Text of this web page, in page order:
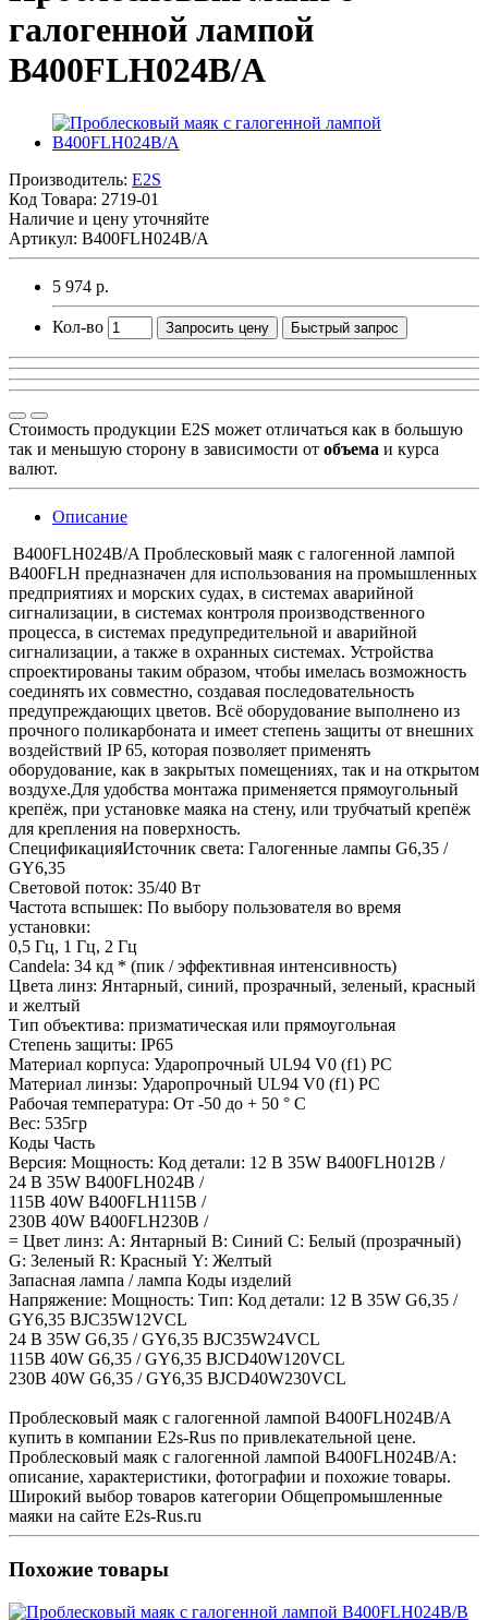
галогенной лампой
B400FLH024B/A
Производитель: E2S
Код Товара: 2719-01
Наличие и цену уточняйте
Артикул: B400FLH024B/A
5 974 р.
Кол-во Запросить цену Быстрый запрос
Стоимость продукции E2S может отличаться как в большую
так и меньшую сторону в зависимости от объема и курса
валют.
Описание
B400FLH024B/A Проблесковый маяк с галогенной лампой
B400FLH предназначен для использования на промышленных
предприятиях и морских судах, в системах аварийной
сигнализации, в системах контроля производственного
процесса, в системах предупредительной и аварийной
сигнализации, а также в охранных системах. Устройства
спроектированы таким образом, чтобы имелась возможность
соединять их совместно, создавая последовательность
предупреждающих цветов. Всё оборудование выполнено из
прочного поликарбоната и имеет степень защиты от внешних
воздействий IP 65, которая позволяет применять
оборудование, как в закрытых помещениях, так и на открытом
воздухе.Для удобства монтажа применяется прямоугольный
крепёж, при установке маяка на стену, или трубчатый крепёж
для крепления на поверхность.
СпецификацияИсточник света: Галогенные лампы G6,35 /
GY6,35
Световой поток: 35/40 Вт
Частота вспышек: По выбору пользователя во время
установки:
0,5 Гц, 1 Гц, 2 Гц
Candela: 34 кд * (пик / эффективная интенсивность)
Цвета линз: Янтарный, синий, прозрачный, зеленый, красный
и желтый
Тип объектива: призматическая или прямоугольная
Степень защиты: IP65
Материал корпуса: Ударопрочный UL94 V0 (f1) PC
Материал линзы: Ударопрочный UL94 V0 (f1) PC
Рабочая температура: От -50 до + 50 ° C
Вес: 535гр
Коды Часть
Версия: Мощность: Код детали: 12 В 35W B400FLH012B /
24 В 35W B400FLH024B /
115В 40W B400FLH115B /
230В 40W B400FLH230B /
= Цвет линз: А: Янтарный B: Синий C: Белый (прозрачный)
G: Зеленый R: Красный Y: Желтый
Запасная лампа / лампа Коды изделий
Напряжение: Мощность: Тип: Код детали: 12 В 35W G6,35 /
GY6,35 BJC35W12VCL
24 В 35W G6,35 / GY6,35 BJC35W24VCL
115В 40W G6,35 / GY6,35 BJCD40W120VCL
230В 40W G6,35 / GY6,35 BJCD40W230VCL
Проблесковый маяк с галогенной лампой B400FLH024B/A
купить в компании E2s-Rus по привлекательной цене.
Проблесковый маяк с галогенной лампой B400FLH024B/A:
описание, характеристики, фотографии и похожие товары.
Широкий выбор товаров категории Общепромышленные
маяки на сайте E2s-Rus.ru
Похожие товары